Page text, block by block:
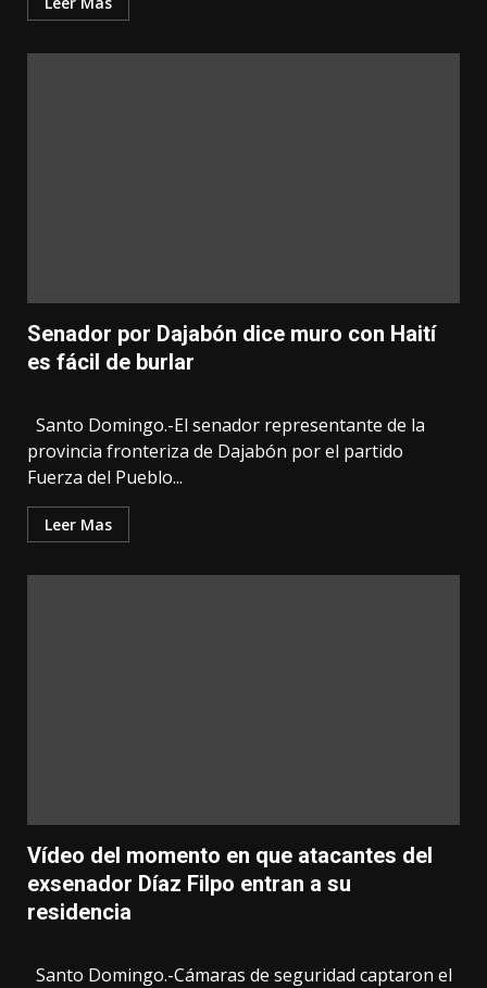
Senador por Dajabón dice muro con Haití
es fácil de burlar
Santo Domingo.-El senador representante de la
provincia fronteriza de Dajabón por el partido
Fuerza del Pueblo...
Leer Mas
Vídeo del momento en que atacantes del
exsenador Díaz Filpo entran a su
residencia
Santo Domingo.-Cámaras de seguridad captaron el